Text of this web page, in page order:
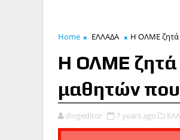
Home ΕΛΛΑΔΑ Η ΟΛΜΕ ζητά
Η ΟΛΜΕ ζητά
μαθητών που
diogeditor 7 years ago